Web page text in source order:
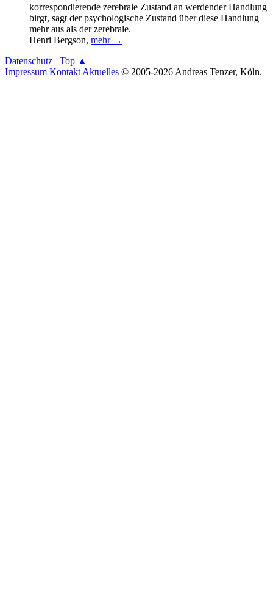
korrespondierende zerebrale Zustand an werdender Handlung
birgt, sagt der psychologische Zustand über diese Handlung
mehr aus als der zerebrale.
Henri Bergson, mehr →
Datenschutz
Top ▲
Impressum Kontakt Aktuelles © 2005-2026 Andreas Tenzer, Köln.